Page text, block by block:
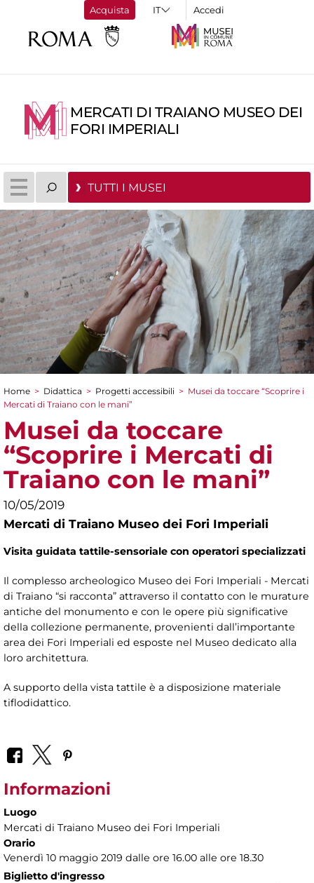
Acquista Accedi
MERCATI DI TRAIANO MUSEO DEI
FORI IMPERIALI
TUTTI I MUSEI
Tu sei qui
Home > Didattica > Progetti accessibili > Musei da toccare “Scoprire i
Mercati di Traiano con le mani”
Musei da toccare
“Scoprire i Mercati di
Traiano con le mani”
10/05/2019
Mercati di Traiano Museo dei Fori Imperiali
Visita guidata tattile-sensoriale con operatori specializzati
Il complesso archeologico Museo dei Fori Imperiali - Mercati
di Traiano “si racconta” attraverso il contatto con le murature
antiche del monumento e con le opere più significative
della collezione permanente, provenienti dall’importante
area dei Fori Imperiali ed esposte nel Museo dedicato alla
loro architettura.
A supporto della vista tattile è a disposizione materiale
tiflodidattico.
Informazioni
Luogo
Mercati di Traiano Museo dei Fori Imperiali
Orario
Venerdì 10 maggio 2019 dalle ore 16.00 alle ore 18.30
Biglietto d'ingresso